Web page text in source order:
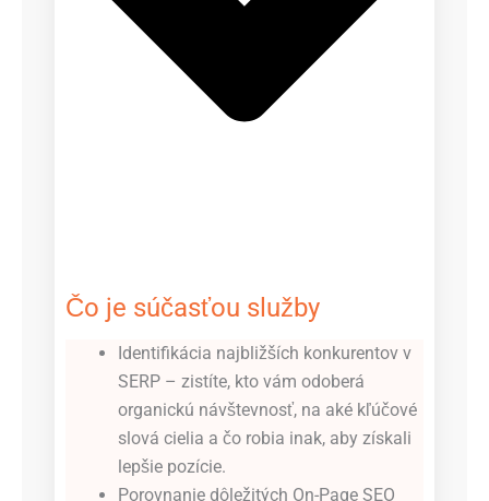
Čo je súčasťou služby
Identifikácia najbližších konkurentov v
SERP – zistíte, kto vám odoberá
organickú návštevnosť, na aké kľúčové
slová cielia a čo robia inak, aby získali
lepšie pozície.
Porovnanie dôležitých On-Page SEO